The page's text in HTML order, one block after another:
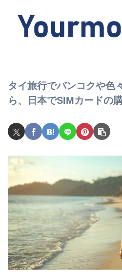
タイ旅行でバンコクや色
ら、日本でSIMカードの